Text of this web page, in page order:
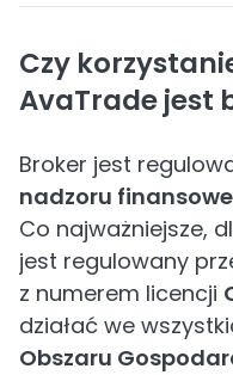
Czy
AvaTrade jest
Broker jest
nadzoru
Co najważniejsze,
jest regulowany
z numerem licencji
działać we
Obszaru